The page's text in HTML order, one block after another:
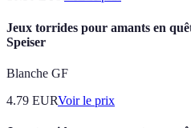
Jeux torrides pour amants en
Speiser
Blanche GF
4.79 EURVoir le prix